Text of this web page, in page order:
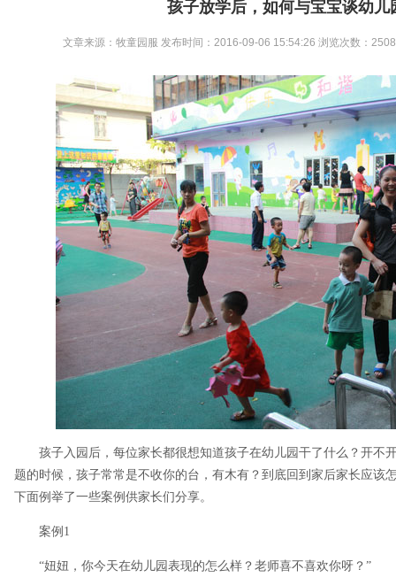
孩子放学后，如何与宝宝谈幼儿
文章来源：牧童园服 发布时间：2016-09-06 15:54:26 浏览次数：2508
孩子入园后，每位家长都很想知道孩子在幼儿园干了什么？开不
题的时候，孩子常常是不收你的台，有木有？到底回到家后家长应该
下面例举了一些案例供家长们分享。
案例1
“妞妞，你今天在幼儿园表现的怎么样？老师喜不喜欢你呀？”